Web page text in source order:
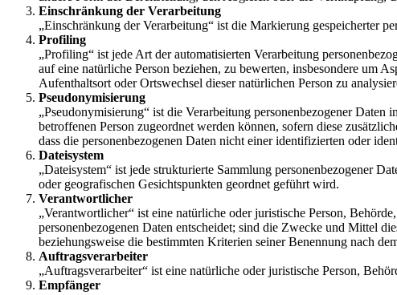
Einschränkung der Verarbeitung
„Einschränkung der Verarbeitung“ ist die Markierung gespeicherter
Profiling
„Profiling“ ist jede Art der automatisierten Verarbeitung
auf eine natürliche Person beziehen, zu bewerten, insbesondere um
Aufenthaltsort oder Ortswechsel dieser natürlichen Person zu
Pseudonymisierung
„Pseudonymisierung“ ist die Verarbeitung personenbezogener
betroffenen Person zugeordnet werden können, sofern diese
dass die personenbezogenen Daten nicht einer identifizierten oder
Dateisystem
„Dateisystem“ ist jede strukturierte Sammlung personenbezogener
oder geografischen Gesichtspunkten geordnet geführt wird.
Verantwortlicher
„Verantwortlicher“ ist eine natürliche oder juristische Person,
personenbezogenen Daten entscheidet; sind die Zwecke und Mittel
beziehungsweise die bestimmten Kriterien seiner Benennung nach
Auftragsverarbeiter
„Auftragsverarbeiter“ ist eine natürliche oder juristische Person,
Empfänger